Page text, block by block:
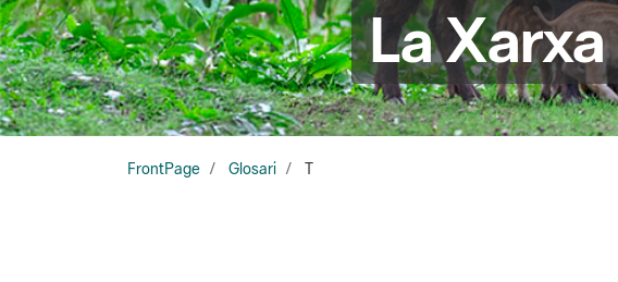
La
FrontPage Glosari T